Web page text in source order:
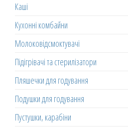
Каші
Кухонні комбайни
Молоковідсмоктувачі
Підігрівачі та стерилізатори
Пляшечки для годування
Подушки для годування
Пустушки, карабіни